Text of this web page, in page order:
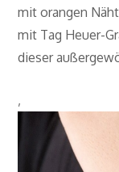
mit orangen
mit Tag Heuer-
dieser
‚